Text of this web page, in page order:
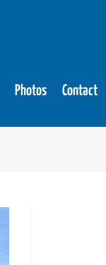
Photos Contact